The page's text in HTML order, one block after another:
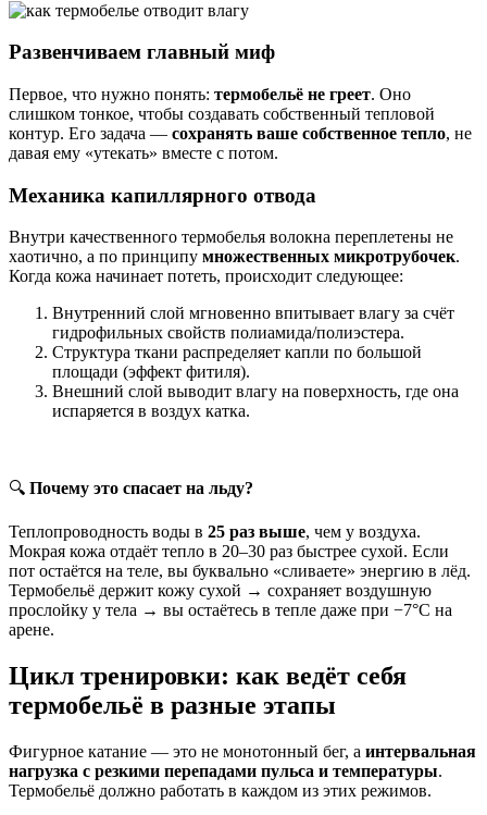
Развенчиваем главный миф
Первое, что нужно понять: термобельё не греет. Оно
слишком тонкое, чтобы создавать собственный тепловой
контур. Его задача — сохранять ваше собственное тепло, не
давая ему «утекать» вместе с потом.
Механика капиллярного отвода
Внутри качественного термобелья волокна переплетены не
хаотично, а по принципу множественных микротрубочек.
Когда кожа начинает потеть, происходит следующее:
Внутренний слой мгновенно впитывает влагу за счёт
гидрофильных свойств полиамида/полиэстера.
Структура ткани распределяет капли по большой
площади (эффект фитиля).
Внешний слой выводит влагу на поверхность, где она
испаряется в воздух катка.
🔍 Почему это спасает на льду?
Теплопроводность воды в 25 раз выше, чем у воздуха.
Мокрая кожа отдаёт тепло в 20–30 раз быстрее сухой. Если
пот остаётся на теле, вы буквально «сливаете» энергию в лёд.
Термобельё держит кожу сухой → сохраняет воздушную
прослойку у тела → вы остаётесь в тепле даже при −7°C на
арене.
Цикл тренировки: как ведёт себя
термобельё в разные этапы
Фигурное катание — это не монотонный бег, а интервальная
нагрузка с резкими перепадами пульса и температуры.
Термобельё должно работать в каждом из этих режимов.